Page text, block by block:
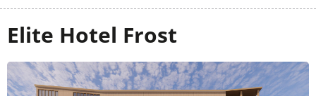
Elite Hotel Frost